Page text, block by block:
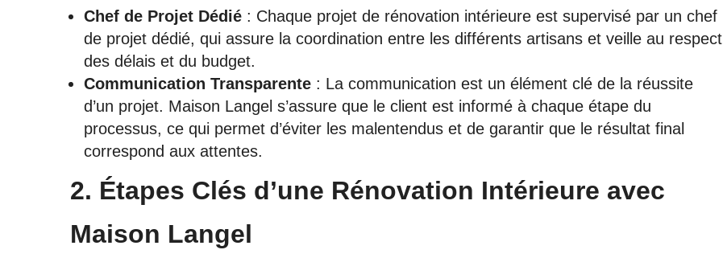
Chef de Projet Dédié : Chaque projet de rénovation intérieure est supervisé par un chef
de projet dédié, qui assure la coordination entre les différents artisans et veille au respect
des délais et du budget.
Communication Transparente : La communication est un élément clé de la réussite
d’un projet. Maison Langel s’assure que le client est informé à chaque étape du
processus, ce qui permet d’éviter les malentendus et de garantir que le résultat final
correspond aux attentes.
2. Étapes Clés d’une Rénovation Intérieure avec
Maison Langel